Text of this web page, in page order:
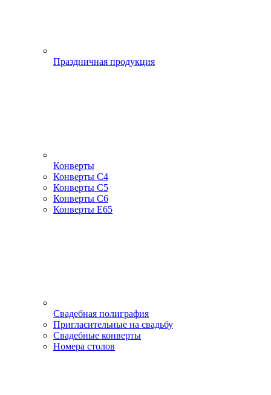
Праздничная продукция
Конверты
Конверты С4
Конверты С5
Конверты С6
Конверты Е65
Свадебная полиграфия
Пригласительные на свадьбу
Свадебные конверты
Номера столов